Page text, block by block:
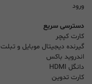
ورود
دسترسی سریع
کارت کپچر
گیرنده دیجیتال موبایل و تبلت
اندروید باکس
دانگل HDMI
کارت تدوین